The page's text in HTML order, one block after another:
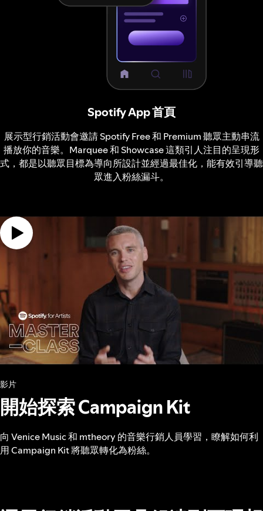
Spotify App 首頁
展示型行銷活動會邀請 Spotify Free 和 Premium 聽眾主動串流
播放你的音樂。Marquee 和 Showcase 這類引人注目的呈現形
式，都是以聽眾目標為導向所設計並經過最佳化，能有效引導聽
眾進入粉絲漏斗。
影片
開始探索 Campaign Kit
向 Venice Music 和 mtheory 的音樂行銷人員學習，瞭解如何利
用 Campaign Kit 將聽眾轉化為粉絲。